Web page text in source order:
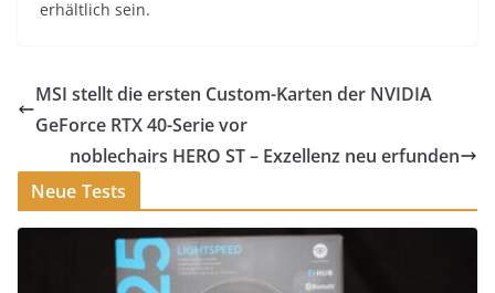
erhältlich sein.
MSI stellt die ersten Custom-Karten der NVIDIA
GeForce RTX 40-Serie vor
noblechairs HERO ST – Exzellenz neu erfunden
Neue Tests